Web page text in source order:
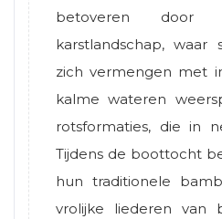
betoveren door
karstlandschap, waar
zich vermengen met
kalme wateren
rotsformaties, die in
Tijdens de boottocht
hun traditionele
vrolijke liederen van